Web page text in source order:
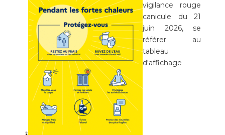
vigilance rouge
canicule du 21
juin 2026, se
référer au
tableau
d'affichage